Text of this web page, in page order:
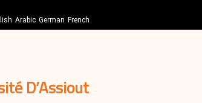
Arabic German French
D’Assiout